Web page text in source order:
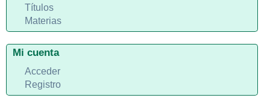
Títulos
Materias
Mi cuenta
Acceder
Registro